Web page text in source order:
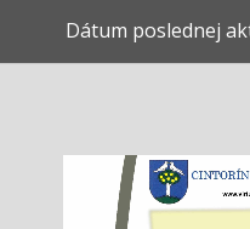
Dátum poslednej